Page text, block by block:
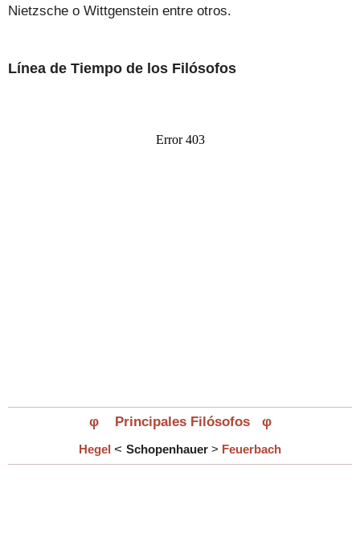
Nietzsche o Wittgenstein entre otros.
Línea de Tiempo de los Filósofos
φ Principales Filósofos φ
Hegel < Schopenhauer > Feuerbach